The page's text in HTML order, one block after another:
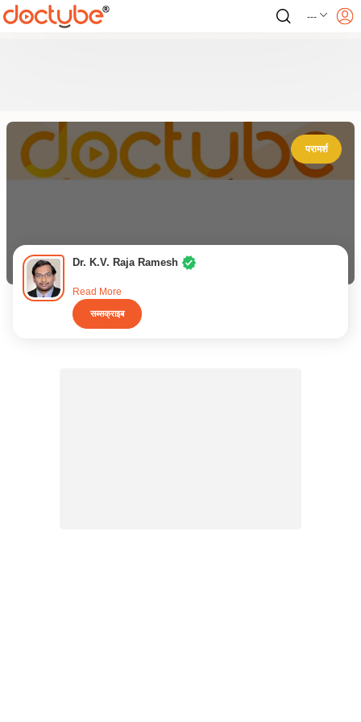
---
परामर्श
Dr. K.V. Raja Ramesh
Read More
सब्सक्राइब